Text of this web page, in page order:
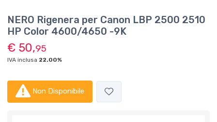
NERO Rigenera per Canon LBP 2500 2510
HP Color 4600/4650 -9K
€ 50,95
IVA inclusa 22.00%
Non Disponibile